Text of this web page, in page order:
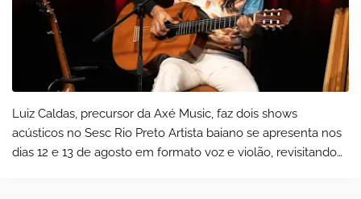
Luiz Caldas, precursor da Axé Music, faz dois shows
acústicos no Sesc Rio Preto Artista baiano se apresenta nos
dias 12 e 13 de agosto em formato voz e violão, revisitando